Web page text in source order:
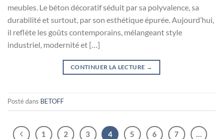
meubles. Le béton décoratif séduit par sa polyvalence, sa
durabilité et surtout, par son esthétique épurée. Aujourd’hui,
il reflète les goûts contemporains, mélangeant style
industriel, modernité et […]
CONTINUER LA LECTURE →
Posté dans BETOFF
1 2 3 4 5 6 7